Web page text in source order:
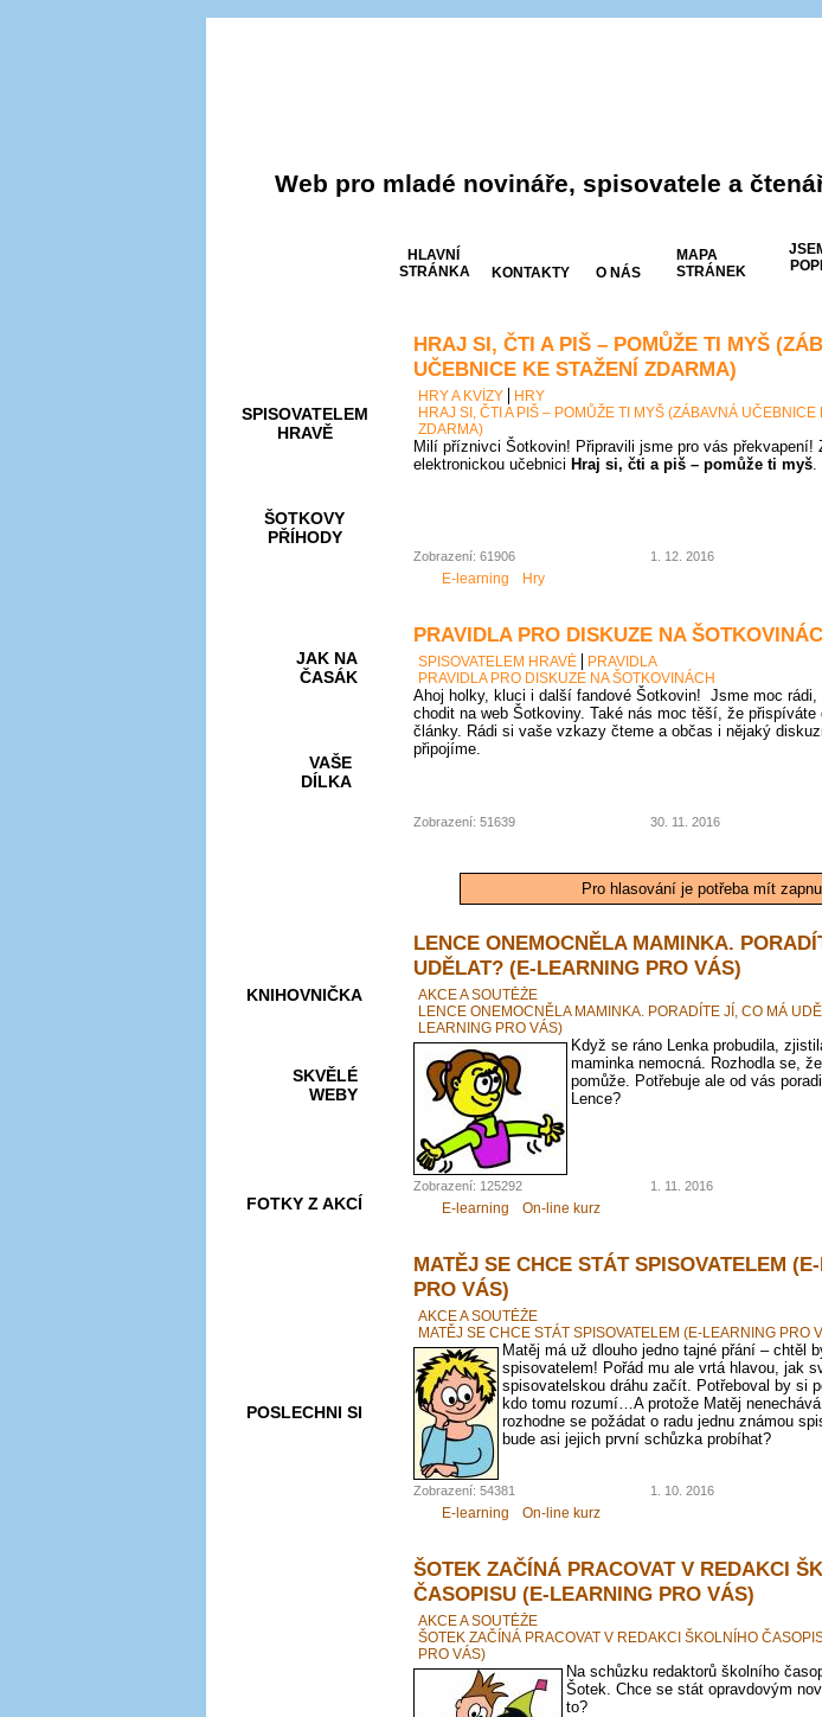
Web pro mladé novináře, spisovatele a
HLAVNÍ
STRÁNKA
KONTAKTY O NÁS
MAPA
STRÁNEK
SPISOVATELEM
HRAVĚ
ŠOTKOVY
PŘÍHODY
JAK NA
ČASÁK
VAŠE
DÍLKA
KNIHOVNIČKA
SKVĚLÉ
WEBY
FOTKY Z AKCÍ
POSLECHNI SI
HRAJ SI, ČTI A PIŠ – POMŮŽE TI MYŠ
UČEBNICE KE STAŽENÍ ZDARMA)
HRY A KVÍZY
HRY
HRAJ SI, ČTI A PIŠ – POMŮŽE TI MYŠ (ZÁBAVNÁ UČEBNICE
ZDARMA)
Milí příznivci Šotkovin! Připravili jsme pro vás překvapení!
elektronickou učebnici Hraj si, čti a piš – pomůže ti myš.
Zobrazení: 61906 1. 12. 2016
E-learning Hry
PRAVIDLA PRO DISKUZE NA
SPISOVATELEM HRAVĚ
PRAVIDLA
PRAVIDLA PRO DISKUZE NA ŠOTKOVINÁCH
Ahoj holky, kluci i další fandové Šotkovin! Jsme moc
chodit na web Šotkoviny. Také nás moc těší, že přispíváte
články. Rádi si vaše vzkazy čteme a občas i nějaký
připojíme.
Zobrazení: 51639 30. 11. 2016
Pro hlasování je potřeba mít
LENCE ONEMOCNĚLA MAMINKA.
UDĚLAT? (E-LEARNING PRO VÁS)
AKCE A SOUTĚŽE
LENCE ONEMOCNĚLA MAMINKA. PORADÍTE JÍ, CO MÁ
LEARNING PRO VÁS)
Když se ráno Lenka probudila,
maminka nemocná. Rozhodla se,
pomůže. Potřebuje ale od vás
Lence?
Zobrazení: 125292 1. 11. 2016
E-learning On-line kurz
MATĚJ SE CHCE STÁT SPISOVATELEM
PRO VÁS)
AKCE A SOUTĚŽE
MATĚJ SE CHCE STÁT SPISOVATELEM (E-LEARNING PRO
Matěj má už dlouho jedno tajné přání – chtěl
spisovatelem! Pořád mu ale vrtá hlavou, jak
spisovatelskou dráhu začít. Potřeboval by si
kdo tomu rozumí…A protože Matěj
rozhodne se požádat o radu jednu známou
bude asi jejich první schůzka probíhat?
Zobrazení: 54381 1. 10. 2016
E-learning On-line kurz
ŠOTEK ZAČÍNÁ PRACOVAT V REDAKCI
ČASOPISU (E-LEARNING PRO VÁS)
AKCE A SOUTĚŽE
ŠOTEK ZAČÍNÁ PRACOVAT V REDAKCI ŠKOLNÍHO
PRO VÁS)
Na schůzku redaktorů školního
Šotek. Chce se stát opravdovým
to?